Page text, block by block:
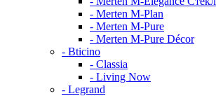
- Merten M-Plan
- Merten M-Pure
- Merten M-Pure Décor
- Bticino
- Classia
- Living Now
- Legrand